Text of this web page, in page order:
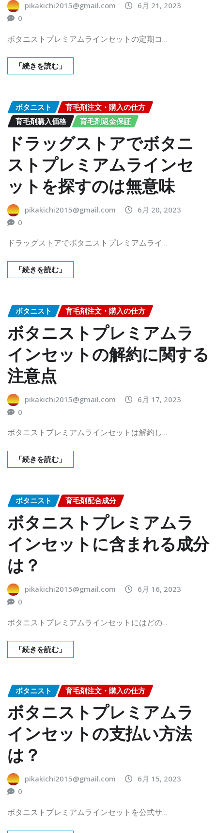
pikakichi2015@gmail.com
6月 21, 2023
0
ボタニストプレミアムラインセットの定期コ…
「続きを読む」
ボタニスト
育毛剤注文・購入の仕方
育毛剤購入価格
育毛剤返金保証
ドラッグストアでボタニ
ストプレミアムラインセ
ットを探すのは無意味
pikakichi2015@gmail.com
6月 20, 2023
0
ドラッグストアでボタニストプレミアムライ…
「続きを読む」
ボタニスト 育毛剤注文・購入の仕方
ボタニストプレミアムラ
インセットの解約に関する
注意点
pikakichi2015@gmail.com
6月 17, 2023
0
ボタニストプレミアムラインセットは解約し…
「続きを読む」
ボタニスト 育毛剤配合成分
ボタニストプレミアムラ
インセットに含まれる成分
は？
pikakichi2015@gmail.com
6月 16, 2023
0
ボタニストプレミアムラインセットにはどの…
「続きを読む」
ボタニスト 育毛剤注文・購入の仕方
ボタニストプレミアムラ
インセットの支払い方法
は？
pikakichi2015@gmail.com
6月 15, 2023
0
ボタニストプレミアムラインセットを公式サ…